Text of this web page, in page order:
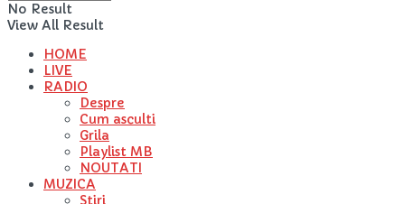
No Result
View All Result
HOME
LIVE
RADIO
Despre
Cum asculti
Grila
Playlist MB
NOUTATI
MUZICA
Stiri